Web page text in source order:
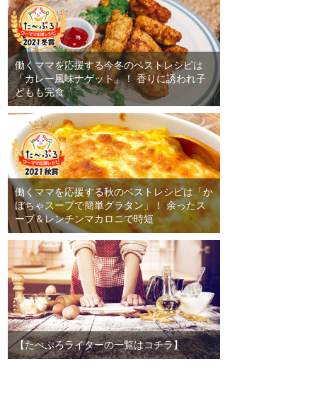
働くママを応援する今冬のベストレシピは
「カレー風味ナゲット」！ 香りに誘われ子
どもも完食
働くママを応援する秋のベストレシピは「か
ぼちゃスープで簡単グラタン」！ 余ったス
ープ＆レンチンマカロニで時短
【たべぷろライターの一覧はコチラ】